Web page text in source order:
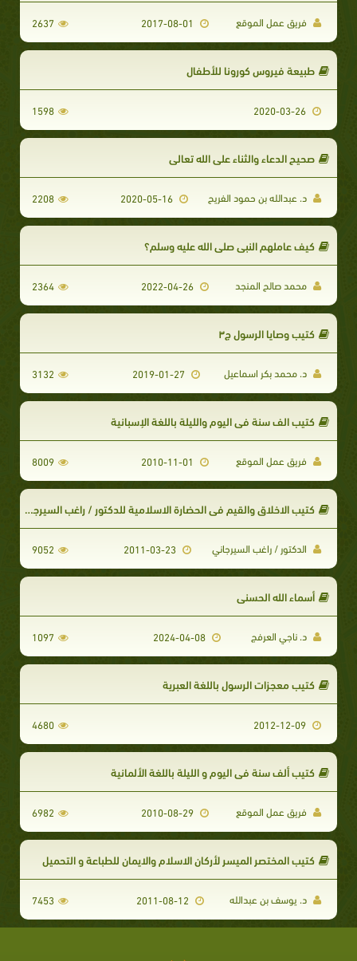
فريق عمل الموقع 2637
طبيعة فيروس كورونا للأطفال
1598
صحيح الدعاء والثناء على الله تعالى
د. عبدالله بن حمود الفريح 2208
كيف عاملهم النبي صلى الله عليه وسلم؟
محمد صالح المنجد 2022-04-26
2364
كتيب وصايا الرسول ج۳
د. محمد بكر اسماعيل 3132
كتيب الف سنة في اليوم والليلة باللغة الإسبانية
فريق عمل الموقع 8009
كتيب الاخلاق والقيم في الحضارة الاسلامية للدكتور / راغب السيرجاني
الدكتور / راغب السيرجاني 2011-03-23
9052
أسماء الله الحسنى
د. ناجي العرفج 2024-04-08
1097
كتيب معجزات الرسول باللغة العبرية
4680
كتيب ألف سنة في اليوم و الليلة باللغة الألمانية
فريق عمل الموقع 6982
كتيب المختصر الميسر لأركان الاسلام والايمان للطباعة و التحميل
د. يوسف بن عبدالله 7453